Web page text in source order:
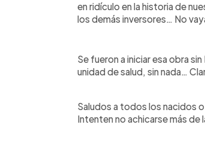
en ridículo en la historia de
los demás inversores… No
Se fueron a iniciar esa obra
unidad de salud, sin nada…
Saludos a todos los nacidos
Intenten no achicarse más de